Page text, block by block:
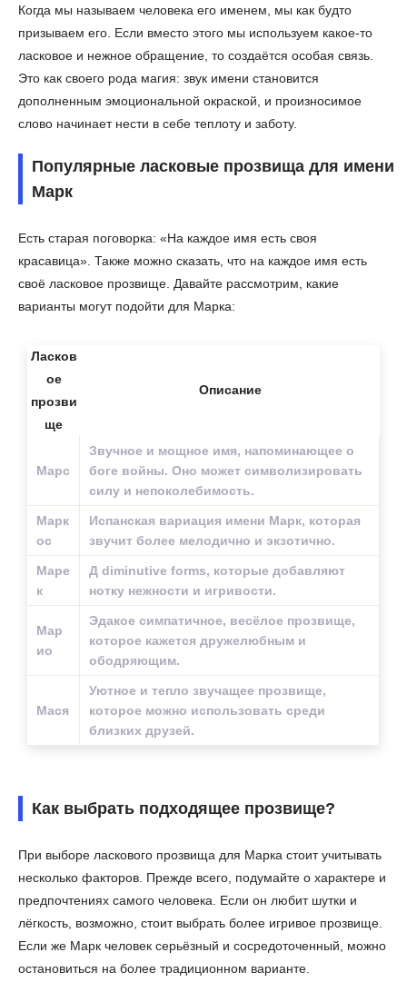
Когда мы называем человека его именем, мы как будто
призываем его. Если вместо этого мы используем какое-то
ласковое и нежное обращение, то создаётся особая связь.
Это как своего рода магия: звук имени становится
дополненным эмоциональной окраской, и произносимое
слово начинает нести в себе теплоту и заботу.
Популярные ласковые прозвища для имени
Марк
Есть старая поговорка: «На каждое имя есть своя
красавица». Также можно сказать, что на каждое имя есть
своё ласковое прозвище. Давайте рассмотрим, какие
варианты могут подойти для Марка:
Ласков
ое
прозви
ще
Описание
Марс
Звучное и мощное имя, напоминающее о
боге войны. Оно может символизировать
силу и непоколебимость.
Марк
ос
Испанская вариация имени Марк, которая
звучит более мелодично и экзотично.
Маре
к
Д diminutive forms, которые добавляют
нотку нежности и игривости.
Мар
ио
Эдакое симпатичное, весёлое прозвище,
которое кажется дружелюбным и
ободряющим.
Мася
Уютное и тепло звучащее прозвище,
которое можно использовать среди
близких друзей.
Как выбрать подходящее прозвище?
При выборе ласкового прозвища для Марка стоит учитывать
несколько факторов. Прежде всего, подумайте о характере и
предпочтениях самого человека. Если он любит шутки и
лёгкость, возможно, стоит выбрать более игривое прозвище.
Если же Марк человек серьёзный и сосредоточенный, можно
остановиться на более традиционном варианте.